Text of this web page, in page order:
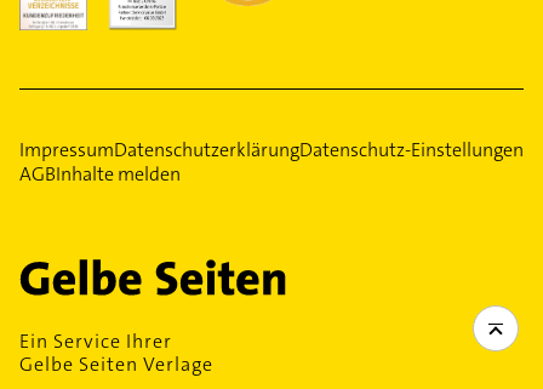
ImpressumDatenschutzerklärungDatenschutz-Einstellungen
AGBInhalte melden
Ein Service Ihrer
Gelbe Seiten Verlage